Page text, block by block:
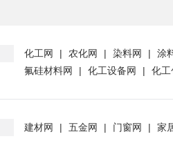
化工网 | 农化网 | 染料网 | 涂
氟硅材料网
| 化工设备网 | 化工
建材网 | 五金网 | 门窗网 | 家